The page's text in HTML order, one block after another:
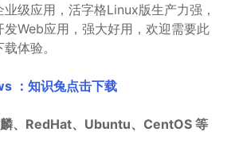
级应用，活字格Linux版生产力强，
发Web应用，强大好用，欢迎需要此
体验。
：知识兔点击下载
、RedHat、Ubuntu、CentOS 等